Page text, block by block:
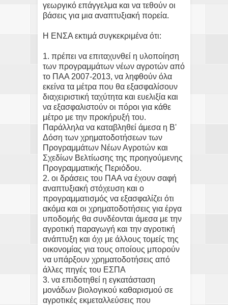
γεωργικό επάγγελμα και να τεθούν οι
βάσεις για μια αναπτυξιακή πορεία.
Η ΕΝΣΑ εκτιμά συγκεκριμένα ότι:
1. πρέπει να επιταχυνθεί η υλοποίηση
των προγραμμάτων νέων αγροτών από
το ΠΑΑ 2007-2013, να ληφθούν όλα
εκείνα τα μέτρα που θα εξασφαλίσουν
διαχειριστική ταχύτητα και ευελιξία και
να εξασφαλιστούν οι πόροι για κάθε
μέτρο με την προκήρυξή του.
Παράλληλα να καταβληθεί άμεσα η Β'
Δόση των χρηματοδοτήσεων των
Προγραμμάτων Νέων Αγροτών και
Σχεδίων Βελτίωσης της προηγούμενης
Προγραμματικής Περιόδου.
2. οι δράσεις του ΠΑΑ να έχουν σαφή
αναπτυξιακή στόχευση και ο
προγραμματισμός να εξασφαλίζει ότι
ακόμα και οι χρηματοδοτήσεις για έργα
υποδομής θα συνδέονται άμεσα με την
αγροτική παραγωγή και την αγροτική
ανάπτυξη και όχι με άλλους τομείς της
οικονομίας για τους οποίους μπορούν
να υπάρξουν χρηματοδοτήσεις από
άλλες πηγές του ΕΣΠΑ
3. να επιδοτηθεί η εγκατάσταση
μονάδων βιολογικού καθαρισμού σε
αγροτικές εκμεταλλεύσεις που